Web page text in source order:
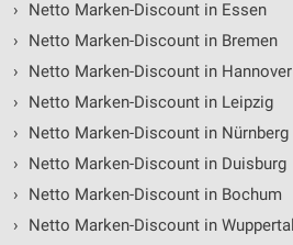
›
Netto Marken-Discount in Essen
›
Netto Marken-Discount in Bremen
›
Netto Marken-Discount in Hannover
›
Netto Marken-Discount in Leipzig
›
Netto Marken-Discount in Nürnberg
›
Netto Marken-Discount in Duisburg
›
Netto Marken-Discount in Bochum
›
Netto Marken-Discount in Wuppertal